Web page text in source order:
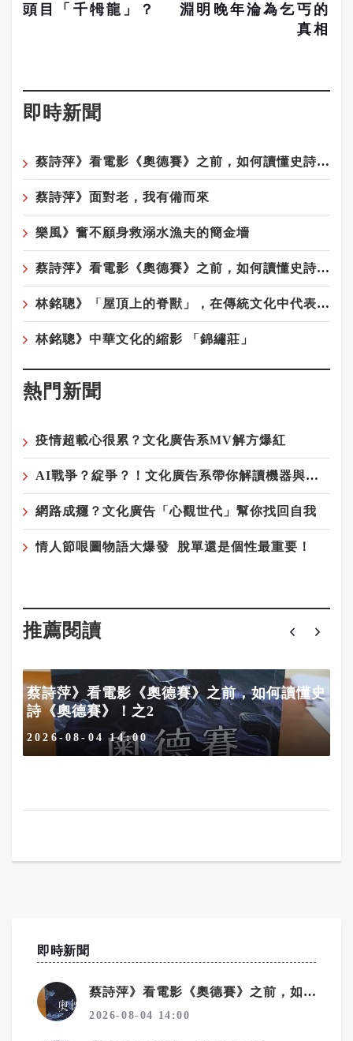
頭目「千牳龍」？
淵明晚年淪為乞丐的
真相
即時新聞
蔡詩萍》看電影《奧德賽》之前，如何讀懂史詩《奧德賽》！之2
蔡詩萍》面對老，我有備而來
樂風》奮不顧身救溺水漁夫的簡金墻
蔡詩萍》看電影《奧德賽》之前，如何讀懂史詩《奧德賽》
林銘聰》「屋頂上的脊獸」，在傳統文化中代表著什麼意涵呢？
林銘聰》中華文化的縮影 「錦繡莊」
熱門新聞
疫情超載心很累？文化廣告系MV解方爆紅
AI戰爭？綻爭？！文化廣告系帶你解讀機器與人類的奧妙關係
網路成癮？文化廣告「心觀世代」幫你找回自我
情人節哏圖物語大爆發 脫單還是個性最重要！
推薦閱讀
蔡詩萍》看電影《奧德賽》之前，如何讀懂史
詩《奧德賽》！之2
2026-08-04 14:00
即時新聞
蔡詩萍》看電影《奧德賽》之前，如何讀懂史詩《奧德賽》！之2
2026-08-04 14:00